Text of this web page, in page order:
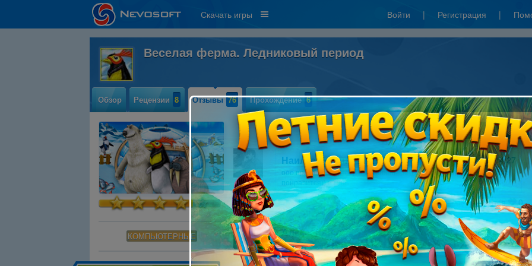
Скачать игры Войти | Регистрация |
Веселая ферма. Ледниковый период
Обзор Рецензии 8 Отзывы 76 Прохождение 6
КОМПЬЮТЕРНЫЕ
Написать отзыв
Наилка Лезгинович 13.04.2012 14:27
ооо прикольно)) это что то новенькое)) щас скачаю)) надеюсь жене
понравится)) и мне
Мне нравится 0
Александра 12.02.2012 17:34
игра очень понравилась моему брату!
Мне нравится 0